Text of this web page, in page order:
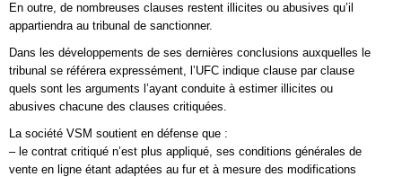
En outre, de nombreuses clauses restent illicites ou abusives qu’il
appartiendra au tribunal de sanctionner.
Dans les développements de ses dernières conclusions auxquelles le
tribunal se référera expressément, l’UFC indique clause par clause
quels sont les arguments l’ayant conduite à estimer illicites ou
abusives chacune des clauses critiquées.
La société VSM soutient en défense que :
– le contrat critiqué n’est plus appliqué, ses conditions générales de
vente en ligne étant adaptées au fur et à mesure des modifications